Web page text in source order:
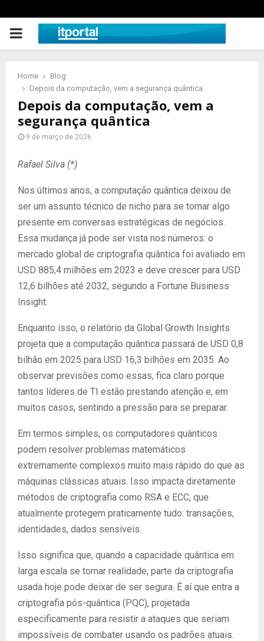
PRIMARY
Home
Blog
Depois da computação, vem a segurança quântica
Depois da computação, vem a
segurança quântica
9 de março de 2026
Rafael Silva (*)
Nos últimos anos, a computação quântica deixou de
ser um assunto técnico de nicho para se tornar algo
presente em conversas estratégicas de negócios.
Essa mudança já pode ser vista nos números: o
mercado global de criptografia quântica foi avaliado em
USD 885,4 milhões em 2023 e deve crescer para USD
12,6 bilhões até 2032, segundo a Fortune Business
Insight.
Enquanto isso, o relatório da Global Growth Insights
projeta que a computação quântica passará de USD 0,8
bilhão em 2025 para USD 16,3 bilhões em 2035. Ao
observar previsões como essas, fica claro porque
tantos líderes de TI estão prestando atenção e, em
muitos casos, sentindo a pressão para se preparar.
Em termos simples, os computadores quânticos
podem resolver problemas matemáticos
extremamente complexos muito mais rápido do que as
máquinas clássicas atuais. Isso impacta diretamente
métodos de criptografia como RSA e ECC, que
atualmente protegem praticamente tudo: transações,
identidades, dados sensíveis.
Isso significa que, quando a capacidade quântica em
larga escala se tornar realidade, parte da criptografia
usada hoje pode deixar de ser segura. É aí que entra a
criptografia pós-quântica (PQC), projetada
especificamente para resistir a ataques que seriam
impossíveis de combater usando os padrões atuais.